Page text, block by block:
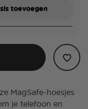
toevoegen
MagSafe-hoesjes
je telefoon en